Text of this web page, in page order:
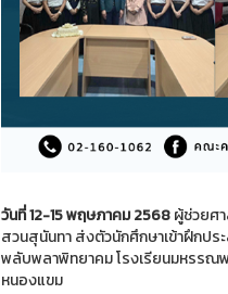
วันที่ 12-15 พฤษภาคม 2568ผู้ช่วยศ
สวนสุนันทา ส่งตัวนักศึกษาเข้าฝึกป
พลับพลาพิทยาคม โรงเรียนมหรรณพ
หนองแขม